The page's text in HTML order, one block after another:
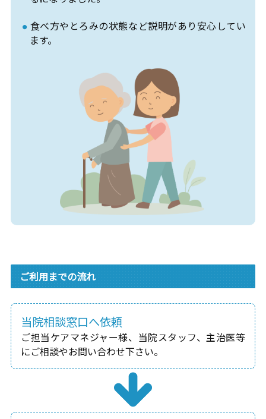
食べ方やとろみの状態など説明があり安心してい
ます。
ご利用までの流れ
当院相談窓口へ依頼
ご担当ケアマネジャー様、当院スタッフ、主治医等
にご相談やお問い合わせ下さい。